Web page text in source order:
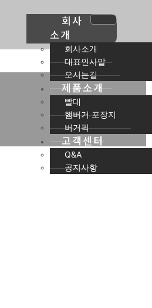
회사
소개
회사소개
대표인사말
오시는길
제품소개
빨대
햄버거 포장지
버거픽
고객센터
Q&A
공지사항